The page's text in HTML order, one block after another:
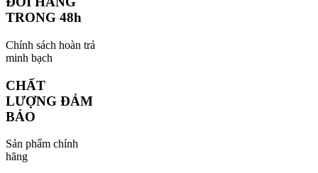
TRONG 48h
Chính sách hoàn trả
minh bạch
CHẤT
LƯỢNG ĐẢM
BẢO
Sản phẩm chính
hãng